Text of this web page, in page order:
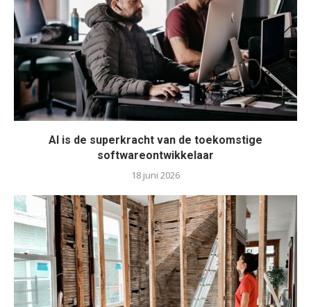
AI is de superkracht van de toekomstige
softwareontwikkelaar
18 juni 2026